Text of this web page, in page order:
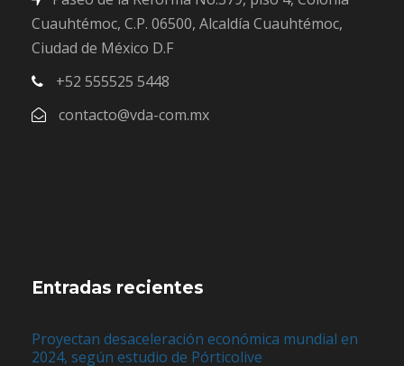
Cuauhtémoc, C.P. 06500, Alcaldía Cuauhtémoc,
Ciudad de México D.F
+52 555525 5448
contacto@vda-com.mx
Entradas recientes
Proyectan desaceleración económica mundial en
2024, según estudio de Pórticolive